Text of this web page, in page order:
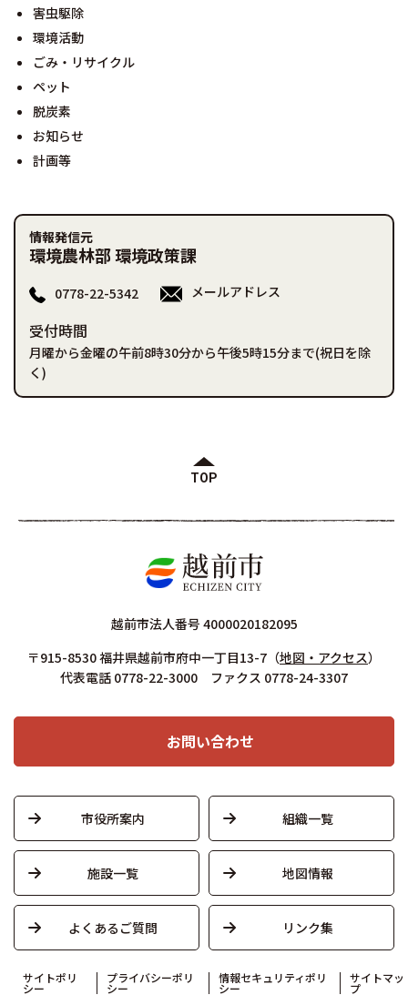
害虫駆除
環境活動
ごみ・リサイクル
ペット
脱炭素
お知らせ
計画等
情報発信元
環境農林部 環境政策課
0778-22-5342 メールアドレス
受付時間
月曜から金曜の午前8時30分から午後5時15分まで(祝日を除
く)
TOP
越前市法人番号 4000020182095
〒915-8530 福井県越前市府中一丁目13-7 （地図・アクセス）
代表電話 0778-22-3000 ファクス 0778-24-3307
お問い合わせ
市役所案内 組織一覧
施設一覧 地図情報
よくあるご質問 リンク集
サイトポリ
シー
プライバシーポリ
シー
情報セキュリティポリ
シー
サイトマッ
プ